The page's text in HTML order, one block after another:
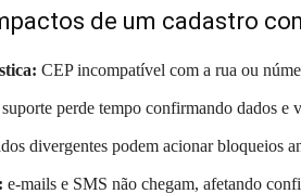
de um cadastro
CEP incompatível com a rua ou
suporte perde tempo confirmando dados e
divergentes podem acionar bloqueios
e-mails e SMS não chegam, afetando